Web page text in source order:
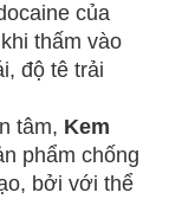
của
thấm vào
độ tê trải
tâm, Kem
phẩm chống
bởi với thể